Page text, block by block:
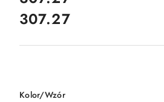
Cena:
307.27
Wariant
Kolor/Wzór